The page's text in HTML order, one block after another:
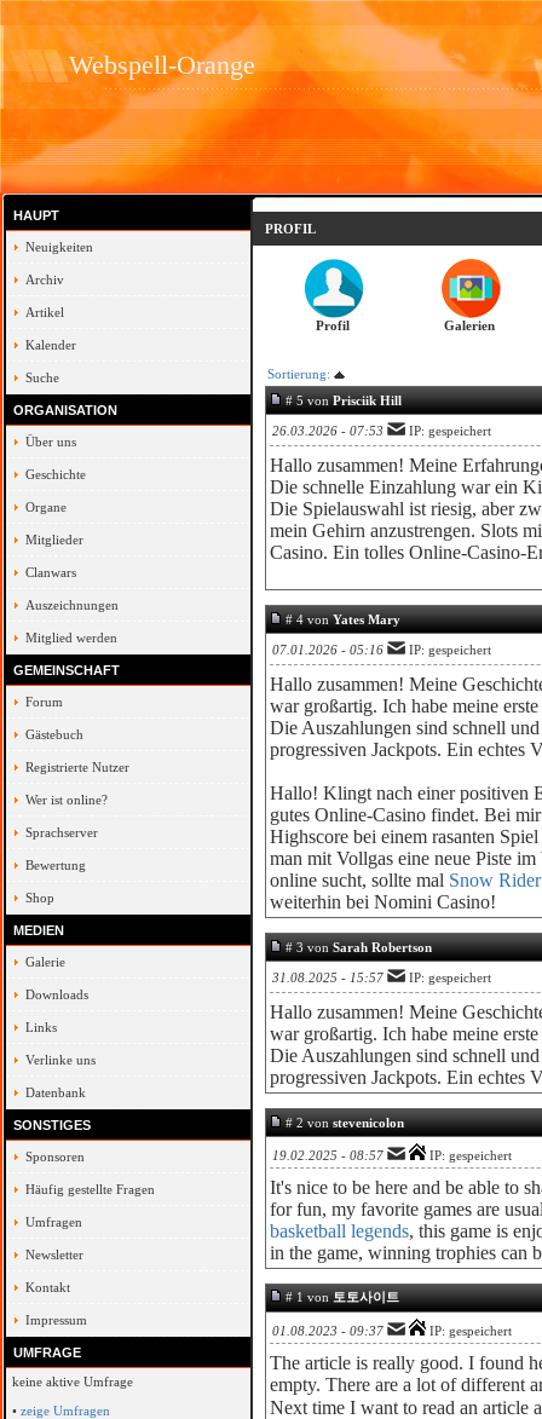
Webspell-Orange
HAUPT
Neuigkeiten
Archiv
Artikel
Kalender
Suche
ORGANISATION
Über uns
Geschichte
Organe
Mitglieder
Clanwars
Auszeichnungen
Mitglied werden
GEMEINSCHAFT
Forum
Gästebuch
Registrierte Nutzer
Wer ist online?
Sprachserver
Bewertung
Shop
MEDIEN
Galerie
Downloads
Links
Verlinke uns
Datenbank
SONSTIGES
Sponsoren
Häufig gestellte Fragen
Umfragen
Newsletter
Kontakt
Impressum
UMFRAGE
keine aktive Umfrage
• zeige Umfragen
PROFIL
Profil Galerien
Sortierung:
# 5 vonPrisciik Hill
26.03.2026 - 07:53 IP: gespeichert
Hallo zusammen! Meine
Die schnelle Einzahlung war ein
Die Spielauswahl ist riesig, aber
mein Gehirn anzustrengen. Slots
Casino. Ein tolles Online-Casino-
# 4 vonYates Mary
07.01.2026 - 05:16 IP: gespeichert
Hallo zusammen! Meine
war großartig. Ich habe meine
Die Auszahlungen sind schnell
progressiven Jackpots. Ein echtes
Hallo! Klingt nach einer positiven
gutes Online-Casino findet. Bei
Highscore bei einem rasanten
man mit Vollgas eine neue Piste
online sucht, sollte mal Snow
weiterhin bei Nomini Casino!
# 3 vonSarah Robertson
31.08.2025 - 15:57 IP: gespeichert
Hallo zusammen! Meine
war großartig. Ich habe meine
Die Auszahlungen sind schnell
progressiven Jackpots. Ein echtes
# 2 vonstevenicolon
19.02.2025 - 08:57 IP: gespeichert
It's nice to be here and be able to
for fun, my favorite games are
basketball legends, this game is
in the game, winning trophies can
# 1 von토토사이트
01.08.2023 - 09:37 IP: gespeichert
The article is really good. I found
empty. There are a lot of different
Next time I want to read an article